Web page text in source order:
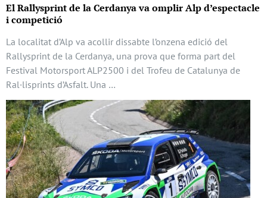
El Rallysprint de la Cerdanya va omplir Alp d’espectacle
i competició
La localitat d’Alp va acollir dissabte l’onzena edició del
Rallysprint de la Cerdanya, una prova que forma part del
Festival Motorsport ALP2500 i del Trofeu de Catalunya de
Ral·lisprints d’Asfalt. Una …